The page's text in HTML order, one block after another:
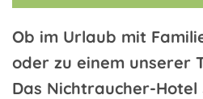
Ob im Urlaub mit
oder zu einem unserer
Das Nichtraucher-